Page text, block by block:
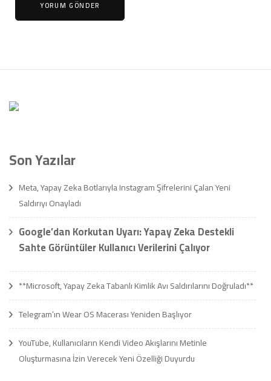
Son Yazılar
Meta, Yapay Zeka Botlarıyla Instagram Şifrelerini Çalan Yeni
Saldırıyı Onayladı
Google’dan Korkutan Uyarı: Yapay Zeka Destekli
Sahte Görüntüler Kullanıcı Verilerini Çalıyor
**Microsoft, Yapay Zeka Tabanlı Kimlik Avı Saldırılarını Doğruladı**
Telegram’ın Wear OS Macerası Yeniden Başlıyor
YouTube, Kullanıcıların Kendi Video Akışlarını Metinle
Oluşturmasına İzin Verecek Yeni Özelliği Duyurdu